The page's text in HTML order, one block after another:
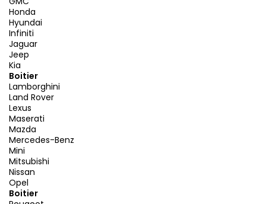
Honda
Hyundai
Infiniti
Jaguar
Jeep
Kia
Boitier
Lamborghini
Land Rover
Lexus
Maserati
Mazda
Mercedes-Benz
Mini
Mitsubishi
Nissan
Opel
Boitier